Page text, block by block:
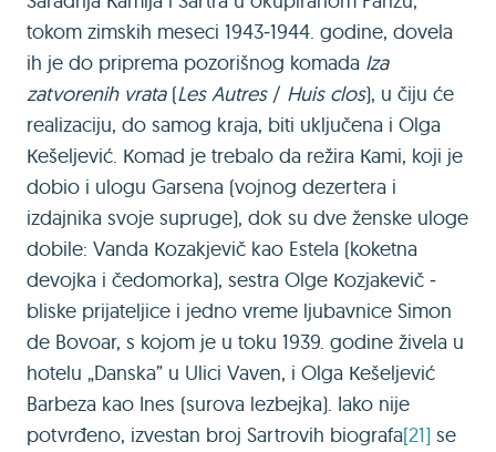
tokom zimskih meseci 1943‒1944. godine, dovela
ih je do priprema pozorišnog komada Iza
zatvorenih vrata(Les Autres/ Huis clos), u čiju će
realizaciju, do samog kraja, biti uključena i Olga
Кešeljević. Кomad je trebalo da režira Кami, koji je
dobio i ulogu Garsena (vojnog dezertera i
izdajnika svoje supruge), dok su dve ženske uloge
dobile: Vanda Кozakjevič kao Estela (koketna
devojka i čedomorka), sestra Olge Кozjakevič ‒
bliske prijateljice i jedno vreme ljubavnice Simon
de Bovoar, s kojom je u toku 1939. godine živela u
hotelu „Danska” u Ulici Vaven, i Olga Кešeljević
Barbeza kao Ines (surova lezbejka). Iako nije
potvrđeno, izvestan broj Sartrovih biografa[21] se